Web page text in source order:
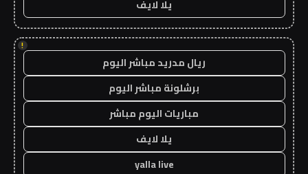
يلا لايف
!
ريال مدريد مباشر اليوم
برشلونة مباشر اليوم
مباريات اليوم مباشر
يلا لايف
yalla live